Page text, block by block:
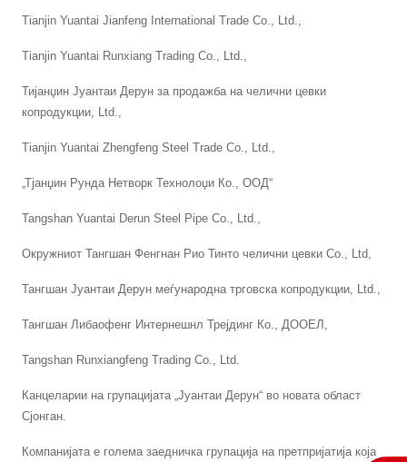
Tianjin Yuantai Jianfeng International Trade Co., Ltd.,
Tianjin Yuantai Runxiang Trading Co., Ltd.,
Тијанџин Јуантаи Дерун за продажба на челични цевки
копродукции, Ltd.,
Tianjin Yuantai Zhengfeng Steel Trade Co., Ltd.,
„Тјанџин Рунда Нетворк Технолоџи Ко., ООД“
Tangshan Yuantai Derun Steel Pipe Co., Ltd.,
Окружниот Тангшан Фенгнан Рио Тинто челични цевки Co., Ltd,
Тангшан Јуантаи Дерун меѓународна трговска копродукции, Ltd.,
Тангшан Либаофенг Интернешнл Трејдинг Ко., ДООЕЛ,
Tangshan Runxiangfeng Trading Co., Ltd.
Канцеларии на групацијата „Јуантаи Дерун“ во новата област
Сјонган.
Компанијата е голема заедничка групација на претпријатија која